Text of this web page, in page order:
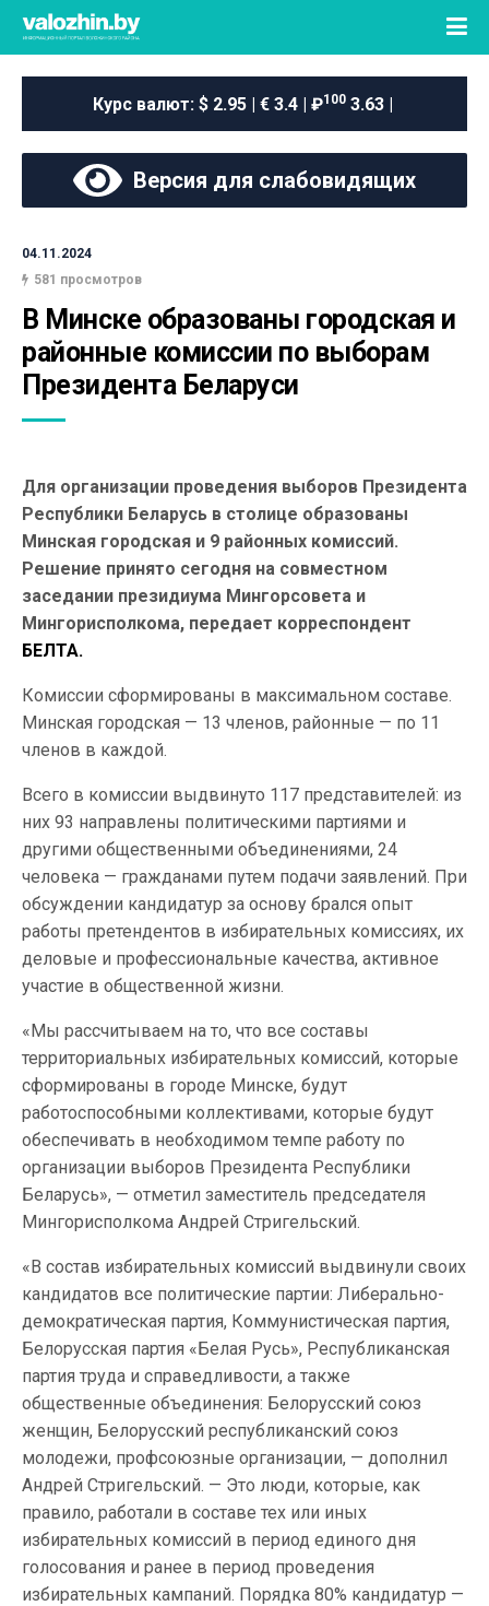
Курс валют: $ 2.95 | € 3.4 | ₽1003.63 |
Версия для слабовидящих
04.11.2024
581 просмотров
В Минске образованы городская и
районные комиссии по выборам
Президента Беларуси
Для организации проведения выборов Президента
Республики Беларусь в столице образованы
Минская городская и 9 районных комиссий.
Решение принято сегодня на совместном
заседании президиума Мингорсовета и
Мингорисполкома, передает корреспондент
БЕЛТА.
Комиссии сформированы в максимальном составе.
Минская городская — 13 членов, районные — по 11
членов в каждой.
Всего в комиссии выдвинуто 117 представителей: из
них 93 направлены политическими партиями и
другими общественными объединениями, 24
человека — гражданами путем подачи заявлений. При
обсуждении кандидатур за основу брался опыт
работы претендентов в избирательных комиссиях, их
деловые и профессиональные качества, активное
участие в общественной жизни.
«Мы рассчитываем на то, что все составы
территориальных избирательных комиссий, которые
сформированы в городе Минске, будут
работоспособными коллективами, которые будут
обеспечивать в необходимом темпе работу по
организации выборов Президента Республики
Беларусь», — отметил заместитель председателя
Мингорисполкома Андрей Стригельский.
«В состав избирательных комиссий выдвинули своих
кандидатов все политические партии: Либерально-
демократическая партия, Коммунистическая партия,
Белорусская партия «Белая Русь», Республиканская
партия труда и справедливости, а также
общественные объединения: Белорусский союз
женщин, Белорусский республиканский союз
молодежи, профсоюзные организации, — дополнил
Андрей Стригельский. — Это люди, которые, как
правило, работали в составе тех или иных
избирательных комиссий в период единого дня
голосования и ранее в период проведения
избирательных кампаний. Порядка 80% кандидатур —